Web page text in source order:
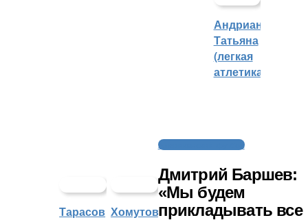
Андрианова
Татьяна
(легкая
атлетика)
Тарасов Хомутов
Американский футбол
Дмитрий Баршев:
«Мы будем
прикладывать все